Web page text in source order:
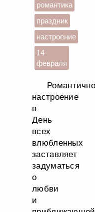
романтика
праздник
настроение
14
февраля
настроение
в
День
всех
влюбленных
заставляет
задуматься
о
любви
и